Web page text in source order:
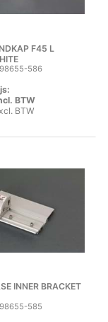
F45 L
586
BTW
BTW
INNER BRACKET
585